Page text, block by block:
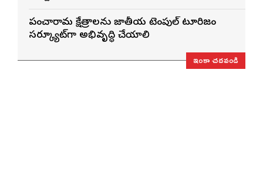
పంచారామ క్షేత్రాలను జాతీయ టెంపుల్ టూరిజం
సర్క్యూట్‌గా అభివృద్ధి చేయాలి
ఇంకా చదవండి